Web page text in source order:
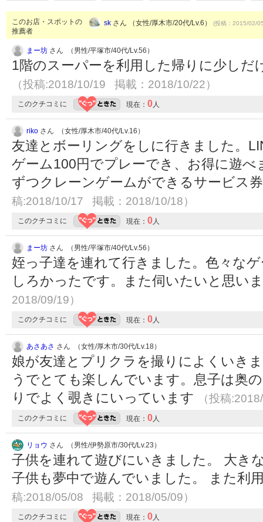
このお店・スポットの
推薦者
sk さん （女性/厚木市/20代/Lv.6） (投稿：2015/02/
まー坊 さん （男性/平塚市/40代/Lv.56）
1階のスーパーを利用した帰りに少しだ
（投稿:2018/10/19 掲載：2018/10/22）
このクチコミに 現在： 0 人
riko さん （女性/厚木市/40代/Lv.16）
友達とボーリングをしに行きました。
ゲーム100円でプレーでき、お得に遊
ずつクレーンゲームができるサービス
稿:2018/10/17 掲載：2018/10/18）
このクチコミに 現在： 0 人
まー坊 さん （男性/平塚市/40代/Lv.56）
姪っ子達を連れて行きました。色々な
しろかったです。また伺いたいと思い
2018/09/19）
このクチコミに 現在： 0 人
あさあさ さん （女性/厚木市/30代/Lv.18）
娘が友達とプリクラを撮りによくいき
うでとても楽しんでいます。息子は奥
りでよく覗きにいっています
（投稿
このクチコミに 現在： 0 人
リョウ さん （男性/伊勢原市/30代/Lv.23）
子供を連れて遊びにいきました。 大き
子供も夢中で遊んでいました。 また利
稿:2018/05/08 掲載：2018/05/09）
このクチコミに 現在： 0 人